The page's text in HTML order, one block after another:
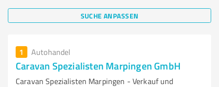
SUCHE ANPASSEN
1 Autohandel
Caravan Spezialisten Marpingen GmbH
Caravan Spezialisten Marpingen - Verkauf und